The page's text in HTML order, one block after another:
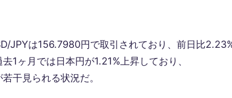
JPYは156.7980円で取引されており、前日比
1ヶ月では日本円が1.21%上昇しており、
干見られる状況だ。